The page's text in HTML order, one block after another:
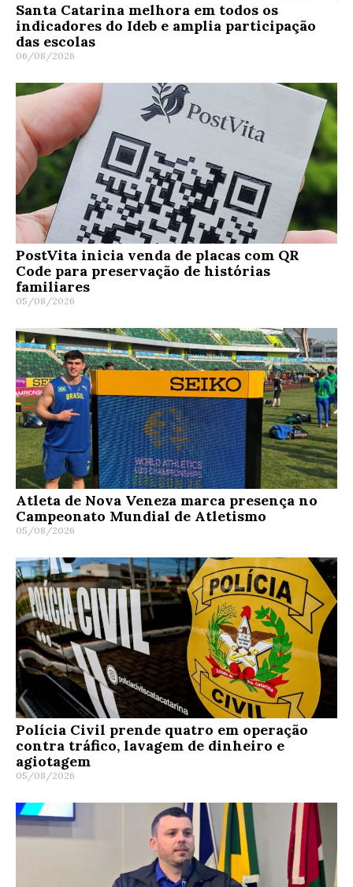
Santa Catarina melhora em todos os
indicadores do Ideb e amplia participação
das escolas
06/08/2026
PostVita inicia venda de placas com QR
Code para preservação de histórias
familiares
05/08/2026
Atleta de Nova Veneza marca presença no
Campeonato Mundial de Atletismo
05/08/2026
Polícia Civil prende quatro em operação
contra tráfico, lavagem de dinheiro e
agiotagem
05/08/2026